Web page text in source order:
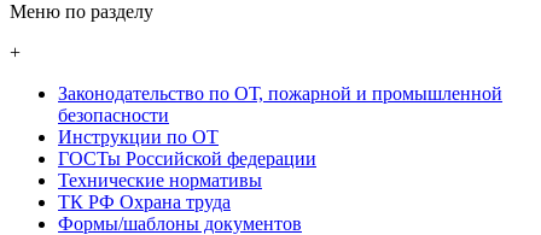
Меню по разделу
+
Законодательство по ОТ, пожарной и промышленной
безопасности
Инструкции по ОТ
ГОСТы Российской федерации
Технические нормативы
ТК РФ Охрана труда
Формы/шаблоны документов